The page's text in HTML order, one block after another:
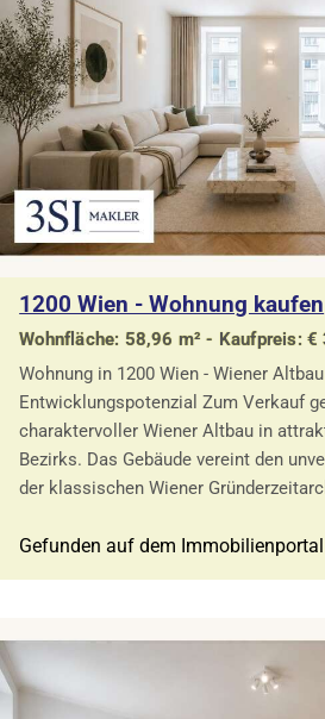
1200 Wien - Wohnung kaufen
Wohnfläche: 58,96 m² - Kaufpreis:
Wohnung in 1200 Wien - Wiener
Entwicklungspotenzial Zum Verkauf
charaktervoller Wiener Altbau in
Bezirks. Das Gebäude vereint den
der klassischen Wiener
Gefunden auf dem